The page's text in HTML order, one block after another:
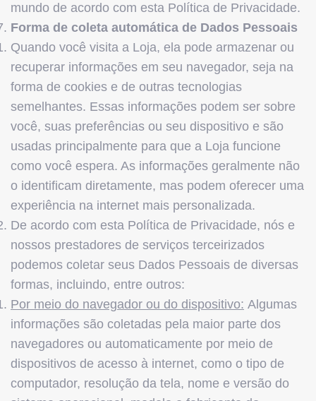
mundo de acordo com esta Política de Privacidade.
Forma de coleta automática de Dados Pessoais
Quando você visita a Loja, ela pode armazenar ou
recuperar informações em seu navegador, seja na
forma de cookies e de outras tecnologias
semelhantes. Essas informações podem ser sobre
você, suas preferências ou seu dispositivo e são
usadas principalmente para que a Loja funcione
como você espera. As informações geralmente não
o identificam diretamente, mas podem oferecer uma
experiência na internet mais personalizada.
De acordo com esta Política de Privacidade, nós e
nossos prestadores de serviços terceirizados
podemos coletar seus Dados Pessoais de diversas
formas, incluindo, entre outros:
Por meio do navegador ou do dispositivo: Algumas
informações são coletadas pela maior parte dos
navegadores ou automaticamente por meio de
dispositivos de acesso à internet, como o tipo de
computador, resolução da tela, nome e versão do